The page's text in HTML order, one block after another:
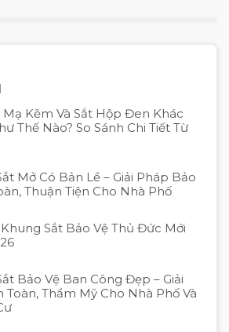
Kẽm Và Sắt Hộp Đen Khác
Thế Nào? So Sánh Chi Tiết Từ
Mở Có Bản Lề – Giải Pháp Bảo
Thuận Tiện Cho Nhà Phố
Khung Sắt Bảo Vệ Thủ Đức Mới
Bảo Vệ Ban Công Đẹp – Giải
Toàn, Thẩm Mỹ Cho Nhà Phố Và